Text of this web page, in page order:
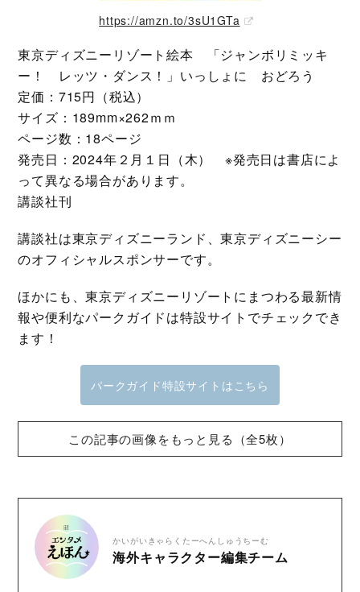
https://amzn.to/3sU1GTa
東京ディズニーリゾート絵本 「ジャンボリミッキ
ー！ レッツ・ダンス！」いっしょに おどろう
定価：715円（税込）
サイズ：189mm×262ｍｍ
ページ数：18ページ
発売日：2024年２月１日（木） ※発売日は書店によ
って異なる場合があります。
講談社刊
講談社は東京ディズニーランド、東京ディズニーシー
のオフィシャルスポンサーです。
ほかにも、東京ディズニーリゾートにまつわる最新情
報や便利なパークガイドは特設サイトでチェックでき
ます！
パークガイド特設サイトはこちら
この記事の画像をもっと見る（全5枚）
かいがいきゃらくたーへんしゅうちーむ
海外キャラクター編集チーム